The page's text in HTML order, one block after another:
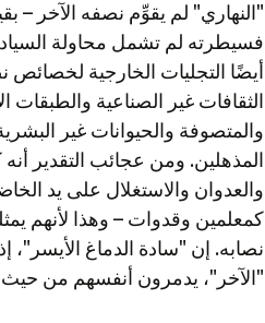
"النهاري" لم يقوِّم نصفه الآخر –
فسيطرته لم تشمل محاولة
أيضًا التجليات الخارجية لخصائص
الثقافات غير الصناعية والطبقات
والمتصوفة والحيوانات غير
المذهلين. ومن عجائب التقدير أنه
والعدوان والاستغلال على يد
كمعلمين وقدوات – وهذا لأنهم
نصابه. إن "سادة الدماغ الأيسر"،
"الآخر"، يدمرون أنفسهم من حيث